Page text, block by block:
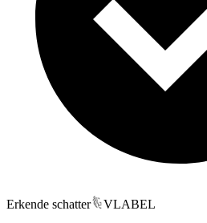
Erkende schatter
VLABEL